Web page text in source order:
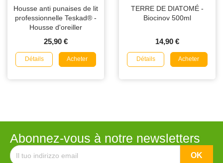
Housse anti punaises de lit
professionnelle Teskad® -
Housse d'oreiller
25,90 €
Détails Acheter
TERRE DE DIATOMÉ -
Biocinov 500ml
14,90 €
Détails Acheter
Abonnez-vous à notre newsletters